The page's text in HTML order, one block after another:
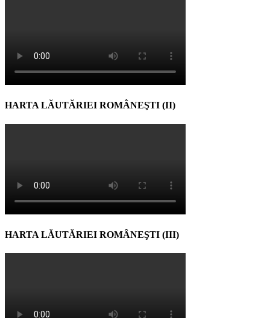
HARTA LĂUTĂRIEI ROMÂNEŞTI (II)
HARTA LĂUTĂRIEI ROMÂNEŞTI (III)